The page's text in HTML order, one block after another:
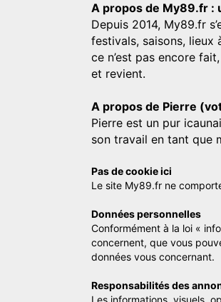
A propos de My89.fr :
Depuis 2014, My89.fr
festivals, saisons, lieux
ce n’est pas encore fait,
et revient.
A propos de Pierre
Pierre est un pur
son travail en tant que
Pas de cookie ici
Le site My89.fr ne
Données personnelles
Conformément à la loi «
concernent, que vous
données vous concernant.
Responsabilités des
Les informations, visuels,